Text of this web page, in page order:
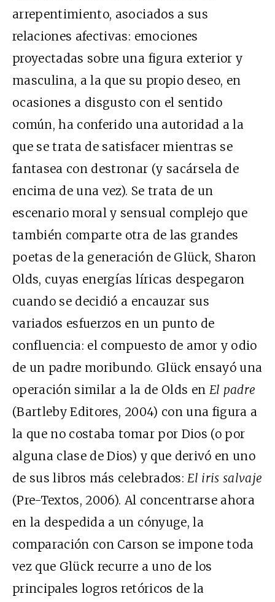
arrepentimiento, asociados a sus
relaciones afectivas: emociones
proyectadas sobre una figura exterior y
masculina, a la que su propio deseo, en
ocasiones a disgusto con el sentido
común, ha conferido una autoridad a la
que se trata de satisfacer mientras se
fantasea con destronar (y sacársela de
encima de una vez). Se trata de un
escenario moral y sensual complejo que
también comparte otra de las grandes
poetas de la generación de Glück, Sharon
Olds, cuyas energías líricas despegaron
cuando se decidió a encauzar sus
variados esfuerzos en un punto de
confluencia: el compuesto de amor y odio
de un padre moribundo. Glück ensayó una
operación similar a la de Olds en El padre
(Bartleby Editores, 2004) con una figura a
la que no costaba tomar por Dios (o por
alguna clase de Dios) y que derivó en uno
de sus libros más celebrados:El iris salvaje
(Pre-Textos, 2006). Al concentrarse ahora
en la despedida a un cónyuge, la
comparación con Carson se impone toda
vez que Glück recurre a uno de los
principales logros retóricos de la